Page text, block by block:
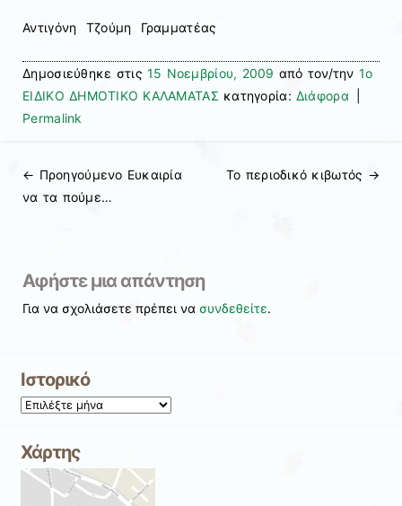
Αντιγόνη Τζούμη Γραμματέας
Δημοσιεύθηκε στις 15 Νοεμβρίου, 2009 από τον/την 1ο
ΕΙΔΙΚΟ ΔΗΜΟΤΙΚΟ ΚΑΛΑΜΑΤΑΣ κατηγορία: Διάφορα
Permalink
Πλοήγηση άρθρων
← Προηγούμενo Ευκαιρία
να τα πούμε…
Το περιοδικό κιβωτός →
Αφήστε μια απάντηση
Για να σχολιάσετε πρέπει νασυνδεθείτε.
Ιστορικό
Ιστορικό
Χάρτης